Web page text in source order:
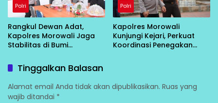
Polri
Rangkul Dewan Adat,
Kapolres Morowali Jaga
Stabilitas di Bumi
Polri
Kapolres Morowali
Kunjungi Kejari, Perkuat
Koordinasi Penegakan
Tinggalkan Balasan
Alamat email Anda tidak akan dipublikasikan. Ruas yang
wajib ditandai *